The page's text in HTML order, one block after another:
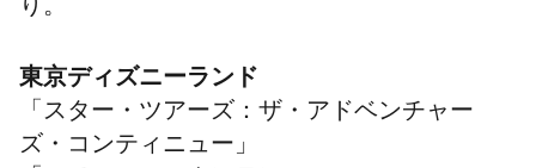
り。
東京ディズニーランド
「スター・ツアーズ：ザ・アドベンチャー
ズ・コンティニュー」